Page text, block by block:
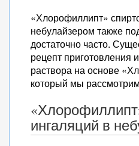
«Хлорофиллипт»
небулайзером также
достаточно часто.
рецепт приготовления
раствора на основе
который мы
ингаляций в